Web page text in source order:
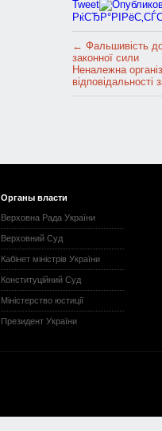
Tweet
← Фальшивість
законної сили
Неналежна
Органы власти
Верховна Рада України
Верховний Суд
Кабінет міністрів України
Конституційний Суд
Міністерство юстиції
Президент України